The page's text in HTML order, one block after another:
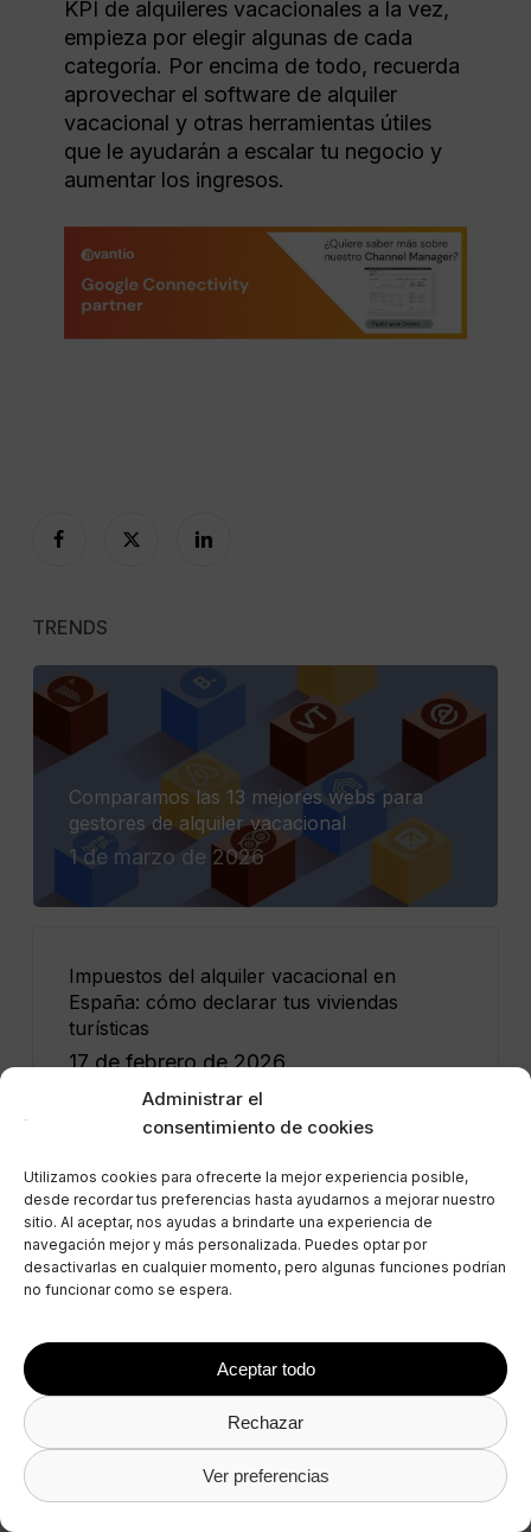
Administrar el
consentimiento de cookies
Utilizamos cookies para ofrecerte la mejor experiencia posible,
desde recordar tus preferencias hasta ayudarnos a mejorar nuestro
sitio. Al aceptar, nos ayudas a brindarte una experiencia de
navegación mejor y más personalizada. Puedes optar por
desactivarlas en cualquier momento, pero algunas funciones podrían
no funcionar como se espera.
Aceptar todo
Rechazar
Ver preferencias
KPI de alquileres vacacionales a la vez,
empieza por elegir algunas de cada
categoría. Por encima de todo, recuerda
aprovechar el software de alquiler
vacacional y otras herramientas útiles
que le ayudarán a escalar tu negocio y
aumentar los ingresos.
TRENDS
Comparamos las 13 mejores webs para
gestores de alquiler vacacional
1 de marzo de 2026
Impuestos del alquiler vacacional en
España: cómo declarar tus viviendas
turísticas
17 de febrero de 2026
Administración de alquileres vacacionales:
Software de gestión de propiedades 2026
5 de marzo de 2026
RECENT POSTS
Diferencias entre alquiler turístico,
temporal y de larga estancia: La
comparación completa